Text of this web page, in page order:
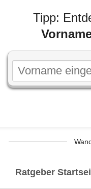
Tipp:
Ratgeber